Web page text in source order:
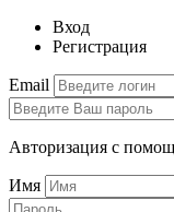
Вход
Регистрация
Email
Авторизация с
Имя